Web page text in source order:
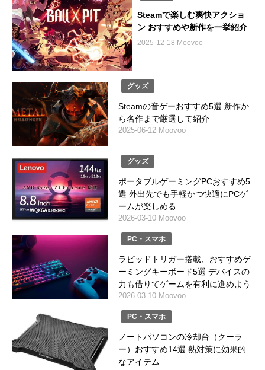
Steamで楽しむ爽快アクショ
ン おすすめや新作を一挙紹介
2025-12-18 Moovoo
グッズ
Steamの音ゲーおすすめ5選 新作か
ら名作まで厳選して紹介
2025-06-12 Moovoo
グッズ
ポータブルゲーミングPCおすすめ5
選 外出先でも手軽かつ快適にPCゲ
ームが楽しめる
2026-03-10 Moovoo
PC・スマホ
ラピッドトリガー搭載、おすすめゲ
ーミングキーボード5選 デバイスの
力も借りてゲームを有利に進めよう
2026-03-10 Moovoo
PC・スマホ
ノートパソコンの冷却台（クーラ
ー）おすすめ14選 熱対策に効果的
なアイテム